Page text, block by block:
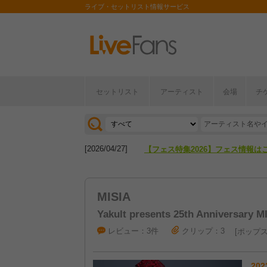
ライブ・セットリスト情報サービス
セットリスト アーティスト 会場 チ
[2026/07/28] 【ライブ動員ランキング】2026年
[2026/04/27] 【フェス特集2026】フェス情報は
MISIA
Yakult presents 25th Anniversary
レビュー：3件 クリップ：3 ポップ